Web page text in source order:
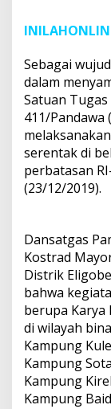
Sebagai
dalam
Satuan
411/Pandawa
serentak di
perbatasan
(23/12/2019).
Dansatgas
Kostrad
Distrik
bahwa
berupa Karya
di wilayah
Kampung
Kampung
Kampung
Kampung